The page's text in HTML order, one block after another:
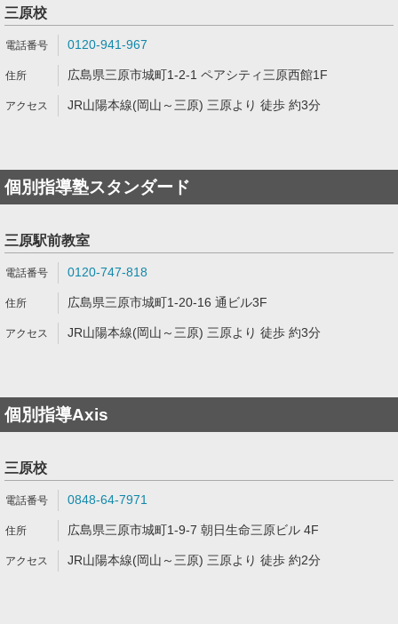
三原校
0120-941-967
広島県三原市城町1-2-1 ペアシティ三原西館1F
JR山陽本線(岡山～三原) 三原より 徒歩 約3分
個別指導塾スタンダード
三原駅前教室
0120-747-818
広島県三原市城町1-20-16 通ビル3F
JR山陽本線(岡山～三原) 三原より 徒歩 約3分
個別指導Axis
三原校
0848-64-7971
広島県三原市城町1-9-7 朝日生命三原ビル 4F
JR山陽本線(岡山～三原) 三原より 徒歩 約2分